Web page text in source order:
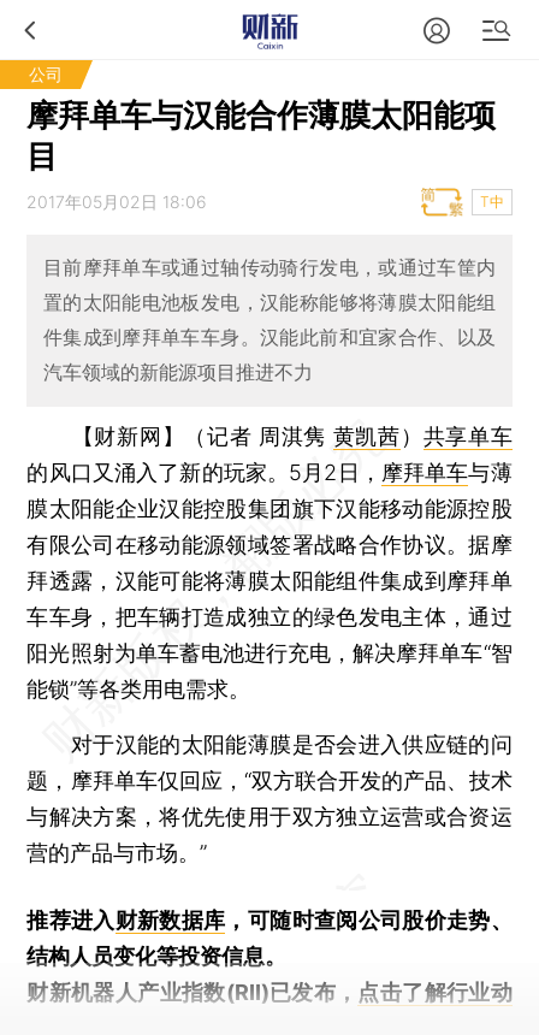
公司
摩拜单车与汉能合作薄膜太阳能项
目
2017年05月02日 18:06 T中
目前摩拜单车或通过轴传动骑行发电，或通过车筐内
置的太阳能电池板发电，汉能称能够将薄膜太阳能组
件集成到摩拜单车车身。汉能此前和宜家合作、以及
汽车领域的新能源项目推进不力
【财新网】（记者 周淇隽 黄凯茜） 共享单车
的风口又涌入了新的玩家。5月2日， 摩拜单车与薄
膜太阳能企业汉能控股集团旗下汉能移动能源控股
有限公司在移动能源领域签署战略合作协议。据摩
拜透露，汉能可能将薄膜太阳能组件集成到摩拜单
车车身，把车辆打造成独立的绿色发电主体，通过
阳光照射为单车蓄电池进行充电，解决摩拜单车“智
能锁”等各类用电需求。
对于汉能的太阳能薄膜是否会进入供应链的问
题，摩拜单车仅回应，“双方联合开发的产品、技术
与解决方案，将优先使用于双方独立运营或合资运
营的产品与市场。”
推荐进入财新数据库 ，可随时查阅公司股价走势、
结构人员变化等投资信息。
财新机器人产业指数(RII)已发布， 点击了解行业动